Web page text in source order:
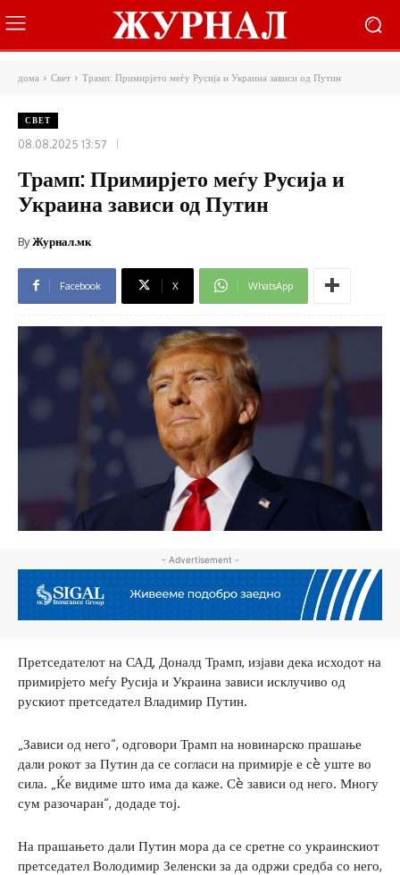
дома Свет Трамп: Примирјето меѓу Русија и Украина зависи од Путин
СВЕТ
08.08.2025 13:57
Трамп: Примирјето меѓу Русија и
Украина зависи од Путин
ByЖурнал.мк
Facebook X WhatsApp
- Advertisement -
Претседателот на САД, Доналд Трамп, изјави дека исходот на
примирјето меѓу Русија и Украина зависи исклучиво од
рускиот претседател Владимир Путин.
„Зависи од него“, одговори Трамп на новинарско прашање
дали рокот за Путин да се согласи на примирје е сè уште во
сила. „Ќе видиме што има да каже. Сè зависи од него. Многу
сум разочаран“, додаде тој.
На прашањето дали Путин мора да се сретне со украинскиот
претседател Володимир Зеленски за да одржи средба со него,